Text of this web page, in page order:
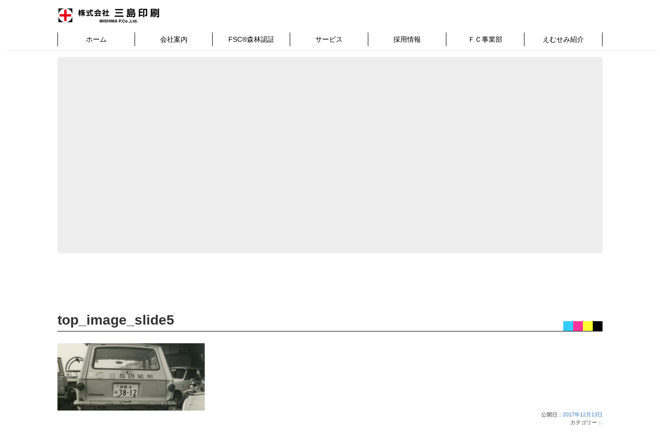
ホーム 会社案内 FSC®森林認証 サービス 採用情報 ＦＣ事業部 えむせみ紹介
top_image_slide5
公開日： 2017年12月13日
カテゴリー：